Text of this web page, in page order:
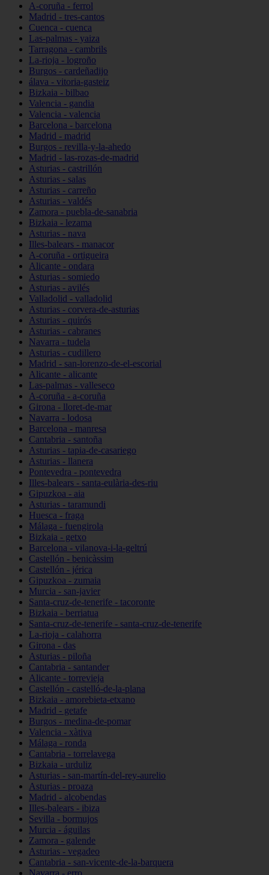
A-coruña - ferrol
Madrid - tres-cantos
Cuenca - cuenca
Las-palmas - yaiza
Tarragona - cambrils
La-rioja - logroño
Burgos - cardeñadijo
álava - vitoria-gasteiz
Bizkaia - bilbao
Valencia - gandia
Valencia - valencia
Barcelona - barcelona
Madrid - madrid
Burgos - revilla-y-la-ahedo
Madrid - las-rozas-de-madrid
Asturias - castrillón
Asturias - salas
Asturias - carreño
Asturias - valdés
Zamora - puebla-de-sanabria
Bizkaia - lezama
Asturias - nava
Illes-balears - manacor
A-coruña - ortigueira
Alicante - ondara
Asturias - somiedo
Asturias - avilés
Valladolid - valladolid
Asturias - corvera-de-asturias
Asturias - quirós
Asturias - cabranes
Navarra - tudela
Asturias - cudillero
Madrid - san-lorenzo-de-el-escorial
Alicante - alicante
Las-palmas - valleseco
A-coruña - a-coruña
Girona - lloret-de-mar
Navarra - lodosa
Barcelona - manresa
Cantabria - santoña
Asturias - tapia-de-casariego
Asturias - llanera
Pontevedra - pontevedra
Illes-balears - santa-eulària-des-riu
Gipuzkoa - aia
Asturias - taramundi
Huesca - fraga
Málaga - fuengirola
Bizkaia - getxo
Barcelona - vilanova-i-la-geltrú
Castellón - benicàssim
Castellón - jérica
Gipuzkoa - zumaia
Murcia - san-javier
Santa-cruz-de-tenerife - tacoronte
Bizkaia - berriatua
Santa-cruz-de-tenerife - santa-cruz-de-tenerife
La-rioja - calahorra
Girona - das
Asturias - piloña
Cantabria - santander
Alicante - torrevieja
Castellón - castelló-de-la-plana
Bizkaia - amorebieta-etxano
Madrid - getafe
Burgos - medina-de-pomar
Valencia - xàtiva
Málaga - ronda
Cantabria - torrelavega
Bizkaia - urduliz
Asturias - san-martín-del-rey-aurelio
Asturias - proaza
Madrid - alcobendas
Illes-balears - ibiza
Sevilla - bormujos
Murcia - águilas
Zamora - galende
Asturias - vegadeo
Cantabria - san-vicente-de-la-barquera
Navarra - erro